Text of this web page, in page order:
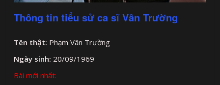
Thông tin tiểu sử ca sĩ Vân Trường
Tên thật: Phạm Vân Trường
Ngày sinh: 20/09/1969
Bài mới nhất: